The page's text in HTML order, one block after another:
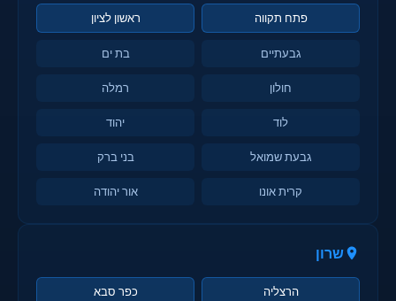
פתח תקווה ראשון לציון
גבעתיים בת ים
חולון רמלה
לוד יהוד
גבעת שמואל בני ברק
קרית אונו אור יהודה
שרון
הרצליה כפר סבא